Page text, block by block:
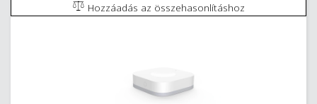
Hozzáadás az összehasonlításhoz